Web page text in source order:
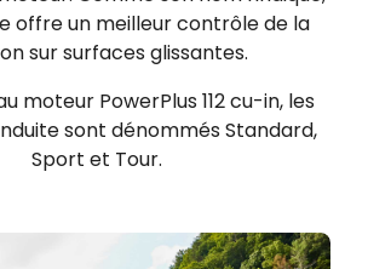
offre un meilleur contrôle de la
sur surfaces glissantes.
moteur PowerPlus 112 cu-in, les
sont dénommés Standard,
Sport et Tour.